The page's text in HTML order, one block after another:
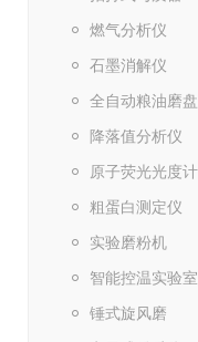
燃气分析仪
石墨消解仪
全自动粮油磨盘
降落值分析仪
原子荧光光度计
粗蛋白测定仪
实验磨粉机
智能控温实验
锤式旋风磨